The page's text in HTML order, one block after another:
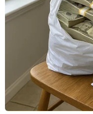
#Chống người thi hành
#Chốt kiểm soát dịch
#Tòa án Nhân dân
Ninh Thuận
Theo dõi VietnamPlus